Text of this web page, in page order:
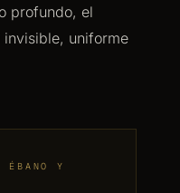
profundo, el
uniforme
ÉBANO Y